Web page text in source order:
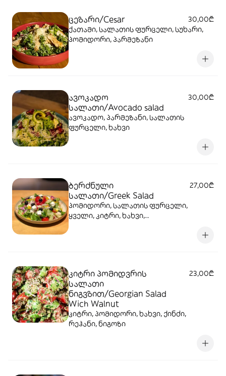
ცეზარი/Cesar
30,00₾
ქათამი, სალათის ფურცელი, სუხარი,
პომიდორი, პარმეზანი
ავოკადო
სალათი/Avocado salad
30,00₾
ავოკადო, პარმეზანი, სალათის
ფურცელი, ხახვი
ბერძნული
სალათი/Greek Salad
27,00₾
პომიდორი, სალათის ფურცელი,
ყველი, კიტრი, ხახვი,
კიტრი პომიდვრის
სალათი
ნიგვზით/Georgian Salad
Wich Walnut
23,00₾
კიტრი, პომიდორი, ხახვი, ქინძი,
რეჰანი, ნიგოზი